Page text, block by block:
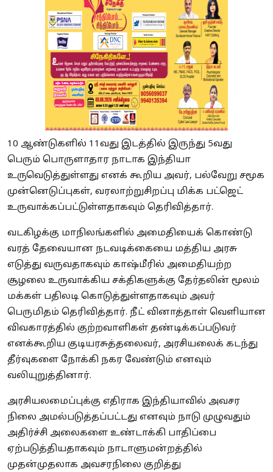
10 ஆண்டுகளில் 11வது இடத்தில் இருந்து 5வது
பெரும் பொருளாதார நாடாக இந்தியா
உருவெடுத்துள்ளது எனக் கூறிய அவர், பல்வேறு சமூக
முன்னெடுப்புகள், வரலாற்றுசிறப்பு மிக்க பட்ஜெட்
உருவாக்கப்பட்டுள்ளதாகவும் தெரிவித்தார்.
வடகிழக்கு மாநிலங்களில் அமைதியைக் கொண்டு
வரத் தேவையான நடவடிக்கையை மத்திய அரசு
எடுத்து வருவதாகவும் காஷ்மீரில் அமைதியற்ற
சூழலை உருவாக்கிய சக்திகளுக்கு தேர்தலின் மூலம்
மக்கள் பதிலடி கொடுத்துள்ளதாகவும் அவர்
பெருமிதம் தெரிவித்தார். நீட் வினாத்தாள் வெளியான
விவகாரத்தில் குற்றவாளிகள் தண்டிக்கப்படுவர்
எனக்கூறிய குடியரசுத்தலைவர், அரசியலைக் கடந்து
தீர்வுகளை நோக்கி நகர வேண்டும் எனவும்
வலியுறுத்தினார்.
அரசியலமைப்புக்கு எதிராக இந்தியாவில் அவசர
நிலை அமல்படுத்தப்பட்டது எனவும் நாடு முழுவதும்
அதிர்ச்சி அலைகளை உண்டாக்கி பாதிப்பை
ஏற்படுத்தியதாகவும் நாடாளுமன்றத்தில்
முதன்முதலாக அவசரநிலை குறித்து